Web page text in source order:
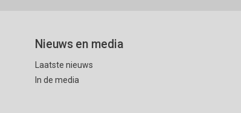
Nieuws en media
Laatste nieuws
In de media